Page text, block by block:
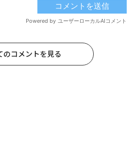
のコメントを見る